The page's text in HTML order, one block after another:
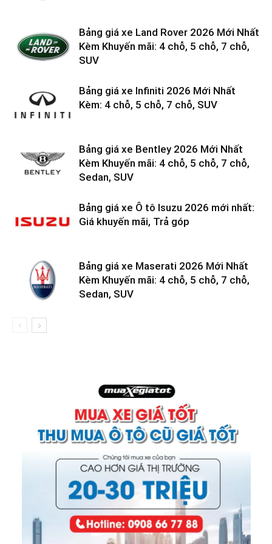
Bảng giá xe Land Rover 2026 Mới Nhất
Kèm Khuyến mãi: 4 chỗ, 5 chỗ, 7 chỗ,
SUV
Bảng giá xe Infiniti 2026 Mới Nhất
Kèm: 4 chỗ, 5 chỗ, 7 chỗ, SUV
Bảng giá xe Bentley 2026 Mới Nhất
Kèm Khuyến mãi: 4 chỗ, 5 chỗ, 7 chỗ,
Sedan, SUV
Bảng giá xe Ô tô Isuzu 2026 mới nhất:
Giá khuyến mãi, Trả góp
Bảng giá xe Maserati 2026 Mới Nhất
Kèm Khuyến mãi: 4 chỗ, 5 chỗ, 7 chỗ,
Sedan, SUV